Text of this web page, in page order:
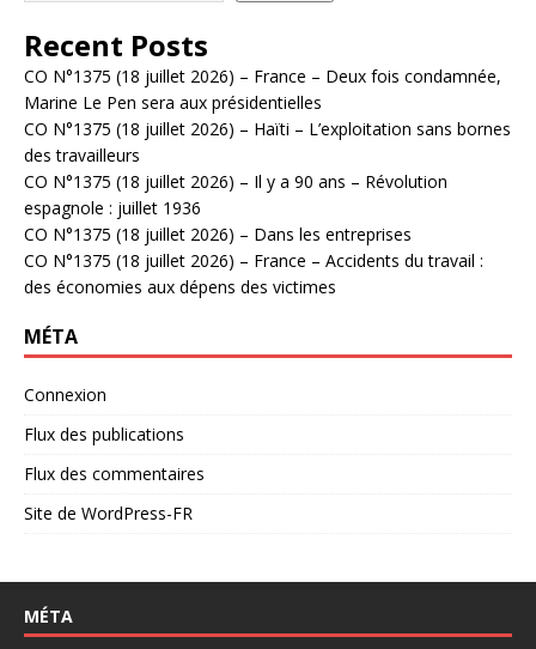
Recent Posts
CO N°1375 (18 juillet 2026) – France – Deux fois condamnée,
Marine Le Pen sera aux présidentielles
CO N°1375 (18 juillet 2026) – Haïti – L’exploitation sans bornes
des travailleurs
CO N°1375 (18 juillet 2026) – Il y a 90 ans – Révolution
espagnole : juillet 1936
CO N°1375 (18 juillet 2026) – Dans les entreprises
CO N°1375 (18 juillet 2026) – France – Accidents du travail :
des économies aux dépens des victimes
MÉTA
Connexion
Flux des publications
Flux des commentaires
Site de WordPress-FR
MÉTA